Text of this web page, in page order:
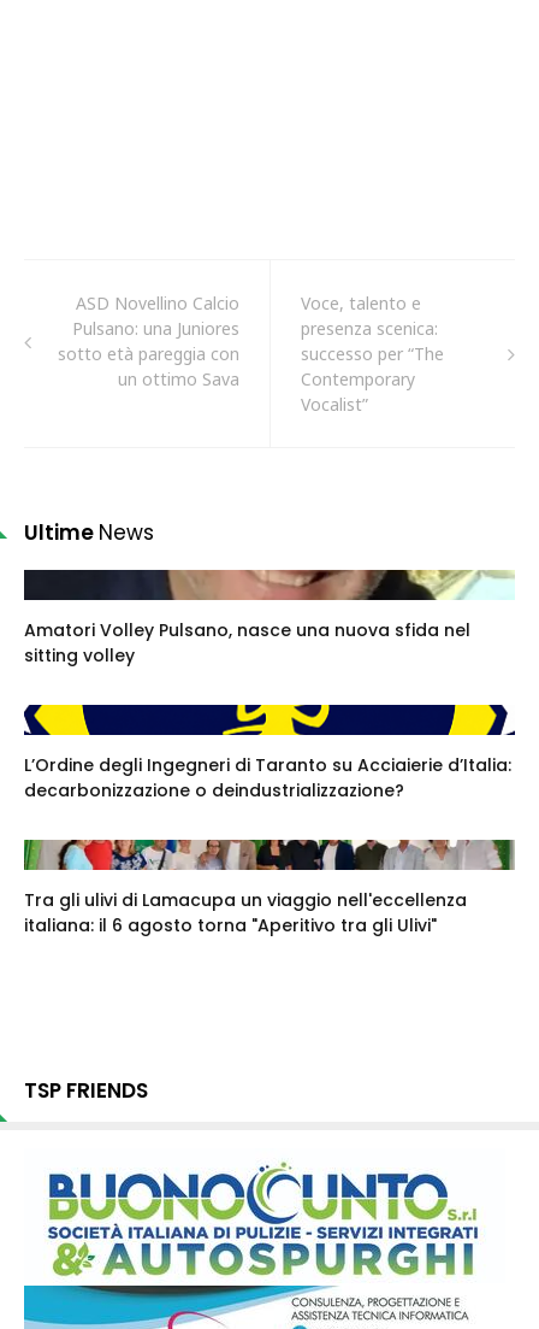
ASD Novellino Calcio
Pulsano: una Juniores
sotto età pareggia con
un ottimo Sava
Voce, talento e
presenza scenica:
successo per “The
Contemporary
Vocalist”
Ultime News
Amatori Volley Pulsano, nasce una nuova sfida nel
sitting volley
L’Ordine degli Ingegneri di Taranto su Acciaierie d’Italia:
decarbonizzazione o deindustrializzazione?
Tra gli ulivi di Lamacupa un viaggio nell'eccellenza
italiana: il 6 agosto torna "Aperitivo tra gli Ulivi"
TSP FRIENDS